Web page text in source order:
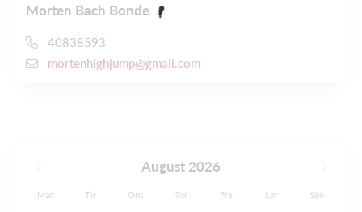
Morten Bach Bonde
40838593
mortenhighjump@gmail.com
August 2026
Man Tir Ons Tor Fre Lør Søn